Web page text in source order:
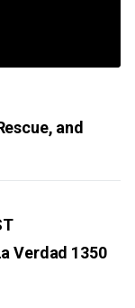
and
Verdad 1350